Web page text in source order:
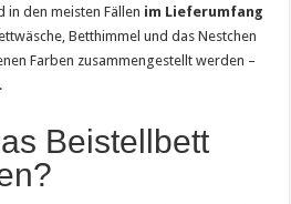
in den meisten Fällen im Lieferumfang
Betthimmel und das Nestchen
Farben zusammengestellt werden –
Beistellbett